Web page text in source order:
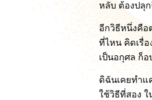
หลับ ต้องปลุ
อีกวิธีหนึ่งคือ
ที่ไหน คิดเรื่อ
เป็นอกุศล ก็
ดิฉันเคยทำแ
ใช้วิธีที่สอง